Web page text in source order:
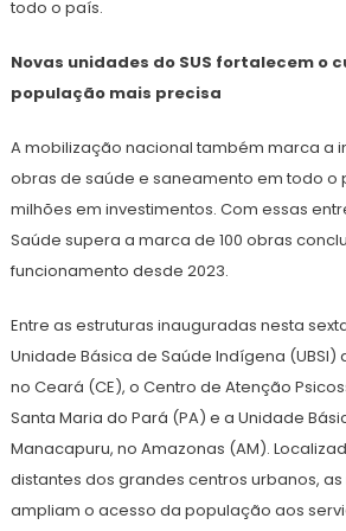
todo o país.
Novas unidades do SUS fortalecem o
população mais precisa
A mobilização nacional também marca a
obras de saúde e saneamento em todo o
milhões em investimentos. Com essas
Saúde supera a marca de 100 obras
funcionamento desde 2023.
Entre as estruturas inauguradas nesta
Unidade Básica de Saúde Indígena (UBSI)
no Ceará (CE), o Centro de Atenção
Santa Maria do Pará (PA) e a Unidade
Manacapuru, no Amazonas (AM).
distantes dos grandes centros urbanos,
ampliam o acesso da população aos